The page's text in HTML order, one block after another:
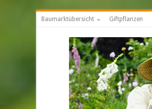
Baumarktübersicht Giftpflanzen